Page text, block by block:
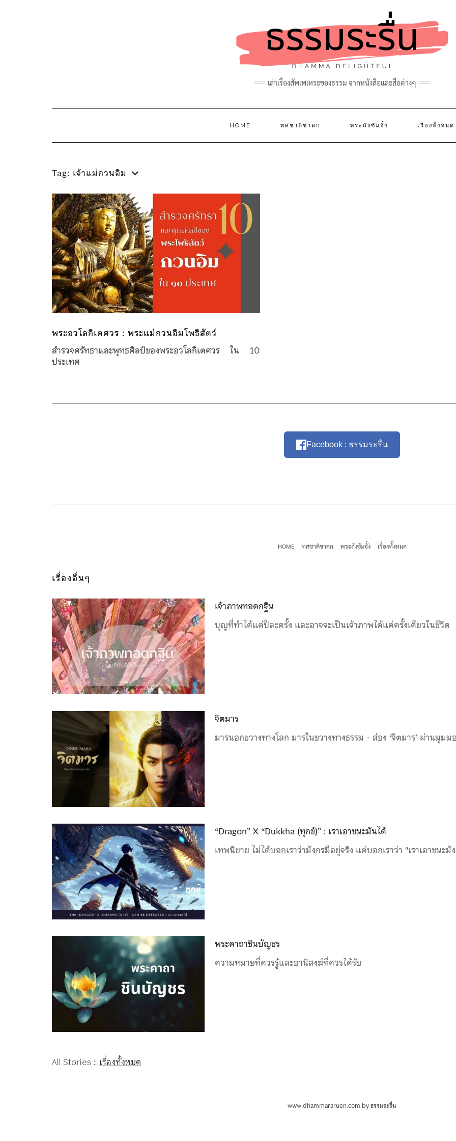
เล่าเรื่องสัพเพเหระของธรรม จากหนังสือและสื่อต่างๆ
HOME ทศชาติชาดก พระถังซัมจั๋ง เรื่องทั้งหมด
Tag: เจ้าแม่กวนอิม
พระอวโลกิเตศวร : พระแม่กวนอิมโพธิสัตว์
สำรวจศรัทธาและพุทธศิลป์ของพระอวโลกิเตศวร ใน 10
ประเทศ
Facebook : ธรรมระรื่น
HOME ทศชาติชาดก พระถังซัมจั๋ง เรื่องทั้งหมด
เรื่องอื่นๆ
เจ้าภาพทอดกฐิน
บุญที่ทำได้แค่ปีละครั้ง และอาจจะเป็นเจ้าภาพได้แค่ครั้งเดียวในชีวิต
จิตมาร
มารนอกขวางทางโลก มารในขวางทางธรรม - ส่อง ‘จิตมาร’ ผ่านมุม
“Dragon” X “Dukkha (ทุกข์)” : เราเอาชนะมันได้
เทพนิยาย ไม่ได้บอกเราว่ามังกรมีอยู่จริง แต่บอกเราว่า "เราเอาชนะมั
พระคาถาชินบัญชร
ความหมายที่ควรรู้และอานิสงฆ์ที่ควรได้รับ
All Stories ::เรื่องทั้งหมด
www.dhammararuen.com by ธรรมระรื่น